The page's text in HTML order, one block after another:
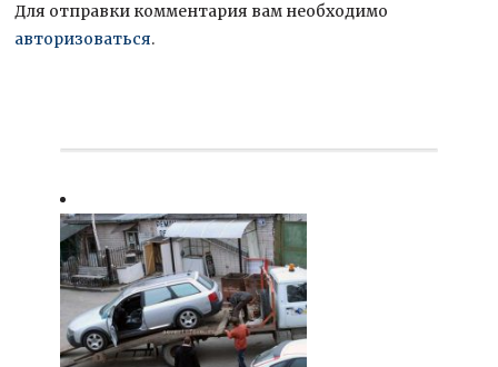
Для отправки комментария вам необходимо
авторизоваться.